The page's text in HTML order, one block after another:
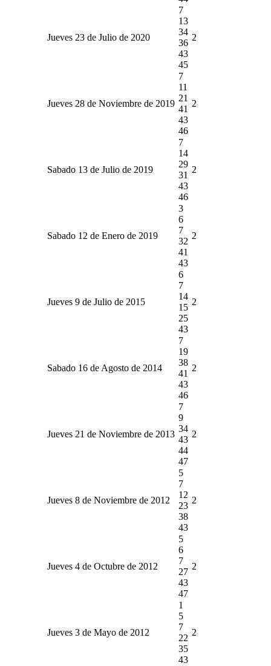
Jueves 23 de Julio de 2020
7
13
34
36
43
45
2
Jueves 28 de Noviembre de 2019
7
11
21
41
43
46
2
Sabado 13 de Julio de 2019
7
14
29
31
43
46
2
Sabado 12 de Enero de 2019
3
6
7
32
41
43
2
Jueves 9 de Julio de 2015
6
7
14
15
25
43
2
Sabado 16 de Agosto de 2014
7
19
38
41
43
46
2
Jueves 21 de Noviembre de 2013
7
9
34
43
44
47
2
Jueves 8 de Noviembre de 2012
5
7
12
23
38
43
2
Jueves 4 de Octubre de 2012
5
6
7
27
43
47
2
Jueves 3 de Mayo de 2012
1
5
7
22
35
43
2